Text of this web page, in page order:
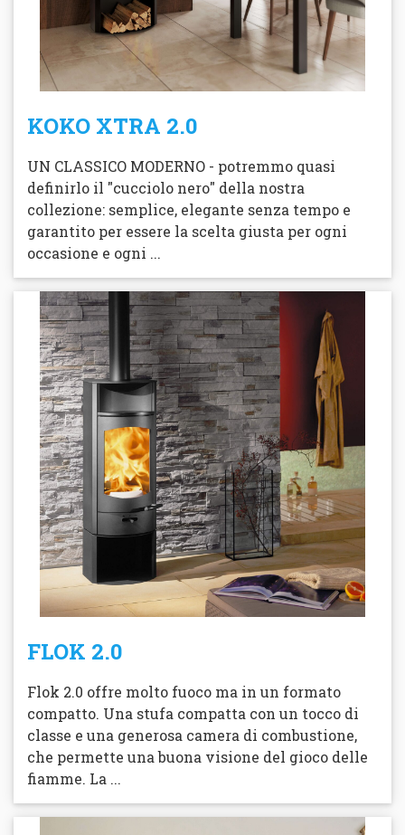
KOKO XTRA 2.0
UN CLASSICO MODERNO - potremmo quasi
definirlo il "cucciolo nero" della nostra
collezione: semplice, elegante senza tempo e
garantito per essere la scelta giusta per ogni
occasione e ogni ...
FLOK 2.0
Flok 2.0 offre molto fuoco ma in un formato
compatto. Una stufa compatta con un tocco di
classe e una generosa camera di combustione,
che permette una buona visione del gioco delle
fiamme. La ...